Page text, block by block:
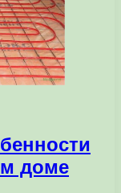
доме